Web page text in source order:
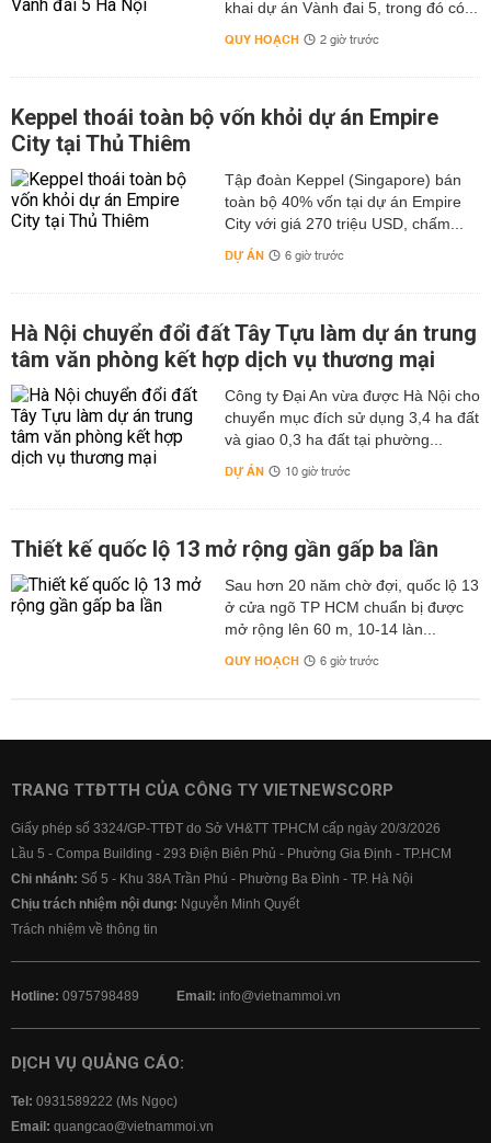
khai dự án Vành đai 5, trong đó có...
QUY HOẠCH 2 giờ trước
Keppel thoái toàn bộ vốn khỏi dự án Empire
City tại Thủ Thiêm
Tập đoàn Keppel (Singapore) bán
toàn bộ 40% vốn tại dự án Empire
City với giá 270 triệu USD, chấm...
DỰ ÁN 6 giờ trước
Hà Nội chuyển đổi đất Tây Tựu làm dự án trung
tâm văn phòng kết hợp dịch vụ thương mại
Công ty Đại An vừa được Hà Nội cho
chuyển mục đích sử dụng 3,4 ha đất
và giao 0,3 ha đất tại phường...
DỰ ÁN 10 giờ trước
Thiết kế quốc lộ 13 mở rộng gần gấp ba lần
Sau hơn 20 năm chờ đợi, quốc lộ 13
ở cửa ngõ TP HCM chuẩn bị được
mở rộng lên 60 m, 10-14 làn...
QUY HOẠCH 6 giờ trước
TRANG TTĐTTH CỦA CÔNG TY VIETNEWSCORP
Giấy phép số 3324/GP-TTĐT do Sở VH&TT TPHCM cấp ngày 20/3/2026
Lầu 5 - Compa Building - 293 Điện Biên Phủ - Phường Gia Định - TP.HCM
Chi nhánh: Số 5 - Khu 38A Trần Phú - Phường Ba Đình - TP. Hà Nội
Chịu trách nhiệm nội dung: Nguyễn Minh Quyết
Trách nhiệm về thông tin
Hotline: 0975798489 Email: info@vietnammoi.vn
DỊCH VỤ QUẢNG CÁO:
Tel: 0931589222 (Ms Ngọc)
Email: quangcao@vietnammoi.vn